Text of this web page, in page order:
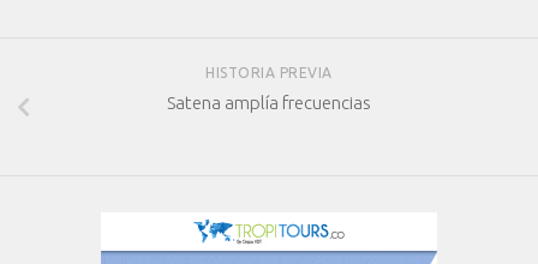
HISTORIA PREVIA
Satena amplía frecuencias